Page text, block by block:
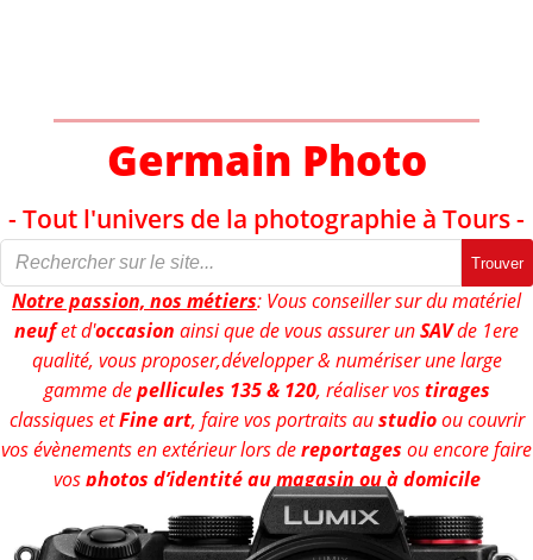
Germain Photo
- Tout l'univers de la photographie à Tours -
Trouver
Notre passion, nos métiers: Vous conseiller sur du matériel
neufet d'occasion ainsi que de vous assurer unSAVde 1ere
qualité, vous proposer,développer & numériser une large
gamme depellicules 135 & 120, réaliser vostirages
classiques etFine art, faire vos portraits austudioou couvrir
vos évènements en extérieur lors dereportages ou encore faire
vosphotos d’identité au magasin ou à domicile